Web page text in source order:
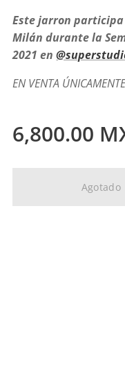
Este jarron
Milán durante la
2021 en
EN VENTA
6,800.00
Agotado